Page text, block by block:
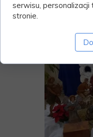
serwisu, personalizacji
stronie.